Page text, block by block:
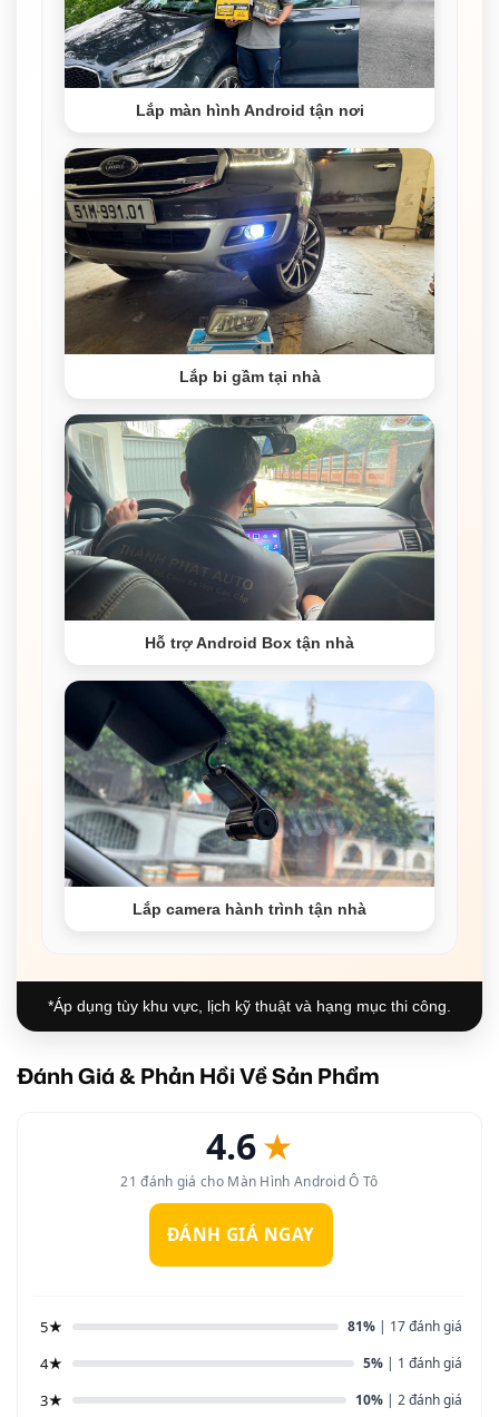
Lắp màn hình Android tận nơi
Lắp bi gầm tại nhà
Hỗ trợ Android Box tận nhà
Lắp camera hành trình tận nhà
*Áp dụng tùy khu vực, lịch kỹ thuật và hạng mục thi công.
Đánh Giá & Phản Hồi Về Sản Phẩm
4.6★
21 đánh giá cho Màn Hình Android Ô Tô
ĐÁNH GIÁ NGAY
5★ 81% | 17 đánh giá
4★ 5% | 1 đánh giá
3★ 10% | 2 đánh giá